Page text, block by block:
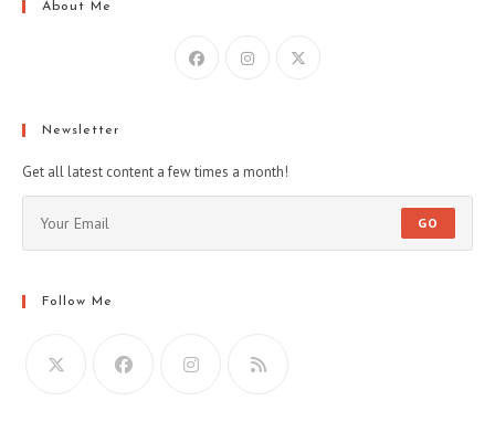
About Me
Newsletter
Get all latest content a few times a month!
GO
Follow Me